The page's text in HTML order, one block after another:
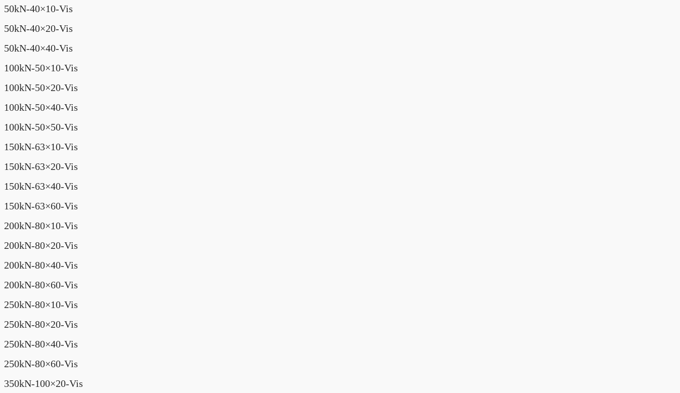
50kN-40×10-Vis
50kN-40×20-Vis
50kN-40×40-Vis
100kN-50×10-Vis
100kN-50×20-Vis
100kN-50×40-Vis
100kN-50×50-Vis
150kN-63×10-Vis
150kN-63×20-Vis
150kN-63×40-Vis
150kN-63×60-Vis
200kN-80×10-Vis
200kN-80×20-Vis
200kN-80×40-Vis
200kN-80×60-Vis
250kN-80×10-Vis
250kN-80×20-Vis
250kN-80×40-Vis
250kN-80×60-Vis
350kN-100×20-Vis